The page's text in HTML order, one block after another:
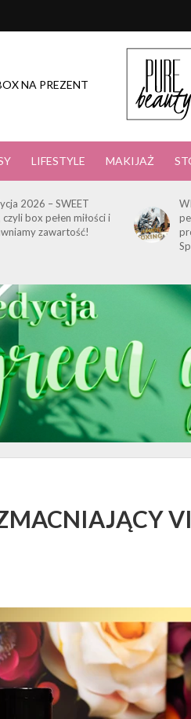
NA PREZENT
LIFESTYLE MAKIJAŻ
2026 – SWEET
czyli box pełen miłości i
zawartość!